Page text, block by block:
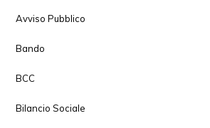
Avviso Pubblico
Bando
BCC
Bilancio Sociale